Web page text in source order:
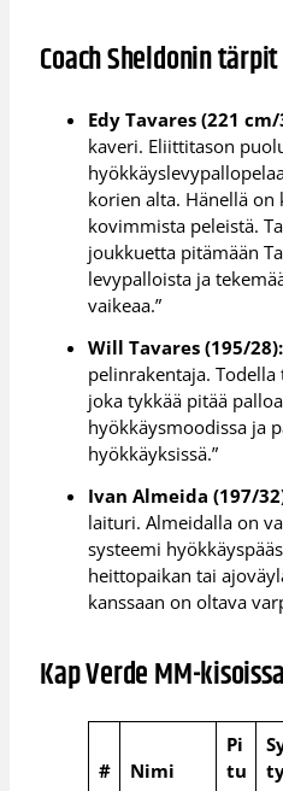
Coach Sheldonin
Edy Tavares (221
kaveri. Eliittitason
korien alta. Hänellä on
kovimmista peleistä.
joukkuetta pitämään
levypalloista ja
vaikeaa.”
Will Tavares (195/28):
pelinrakentaja.
joka tykkää pitää
hyökkäysmoodissa ja
hyökkäyksissä.”
Ivan Almeida (197/
laituri. Almeidalla on
systeemi
heittopaikan tai
kanssaan on oltava
Kap Verde MM-
# Nimi
Pi
tu